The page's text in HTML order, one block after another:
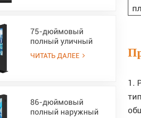
солнечным светом
высокой яркости
3000 нит
75-дюймовый
полный уличный
сверхвысокой
ЧИТАТЬ ДАЛЕЕ
86-дюймовый
полный наружный
1.